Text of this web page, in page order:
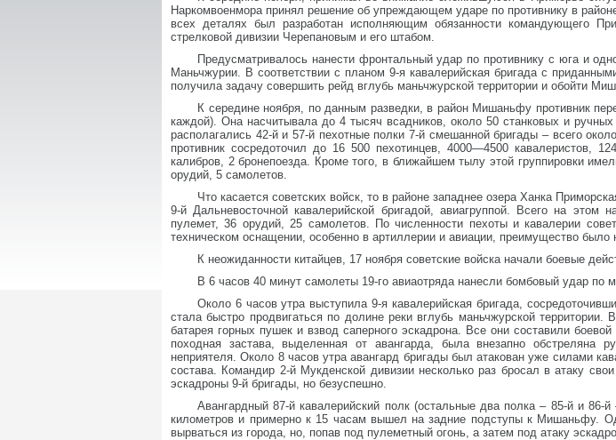
Наркомвоенмора принял решение об упреждающем ударе по противнику в
всех деталях был разработан исполняющим обязанности командующего
стрелковой дивизии Черепановым и его штабом.
Предусматривалось нанести фронтальный удар по противнику с юга и
Маньчжурии. В соответствии с планом 9-я кавалерийская бригада с
получила задачу совершить рейд вглубь маньчжурской территории и обойти
К середине ноября, по данным разведки, в район Мишаньфу противник
каждой). Она насчитывала до 4 тысяч всадников, около 50 станковых и
располагались 42-й и 57-й пехотные полки 7-й смешанной бригады – всего
противник сосредоточил до 16 500 пехотинцев, 4000—4500 кавалеристов,
калибров, 2 бронепоезда. Кроме того, в ближайшем тылу этой группировки
орудий, 5 самолетов.
Что касается советских войск, то в районе западнее озера Ханка
9-й Дальневосточной кавалерийской бригадой, авиагруппой. Всего на
пулемет, 36 орудий, 25 самолетов. По численности пехоты и кавалерии
техническом оснащении, особенно в артиллерии и авиации, преимущество было
К неожиданности китайцев, 17 ноября советские войска начали боевые
В 6 часов 40 минут самолеты 19-го авиаотряда нанесли бомбовый удар
Около 6 часов утра выступила 9-я кавалерийская бригада,
стала быстро продвигаться по долине реки вглубь маньчжурской
батарея горных пушек и взвод саперного эскадрона. Все они составили
походная застава, выделенная от авангарда, была внезапно обстреляна
неприятеля. Около 8 часов утра авангард бригады был атакован уже силами
состава. Командир 2-й Мукденской дивизии несколько раз бросал в атаку
эскадроны 9-й бригады, но безуспешно.
Авангардный 87-й кавалерийский полк (остальные два полка – 85-й и
километров и примерно к 15 часам вышел на задние подступы к Мишаньфу.
вырваться из города, но, попав под пулеметный огонь, а затем под атаку